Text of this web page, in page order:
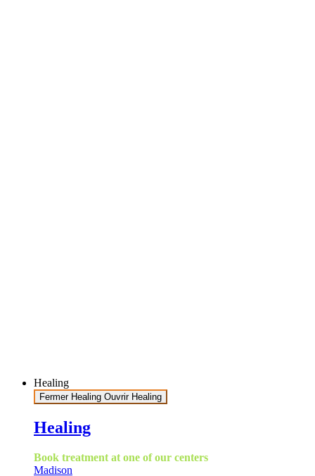
Healing
Fermer Healing Ouvrir Healing
Healing
Book treatment at one of our centers
Madison